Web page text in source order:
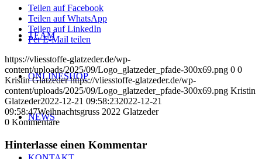
TEAM
ONLINESHOP
NEWS
Teilen auf Facebook
Teilen auf WhatsApp
Teilen auf LinkedIn
Per E-Mail teilen
https://vliesstoffe-glatzeder.de/wp-
content/uploads/2025/09/Logo_glatzeder_pfade-300x69.png 0 0
Kristin Glatzeder https://vliesstoffe-glatzeder.de/wp-
content/uploads/2025/09/Logo_glatzeder_pfade-300x69.png Kristin
Glatzeder2022-12-21 09:58:232022-12-21
09:58:47Weihnachtsgruss 2022 Glatzeder
0 Kommentare
Hinterlasse einen Kommentar